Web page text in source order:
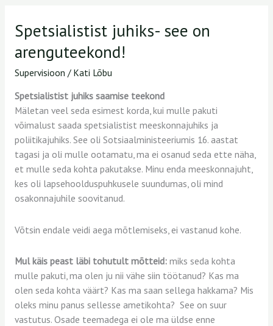
Spetsialistist juhiks- see on
arenguteekond!
Supervisioon / Kati Lõbu
Spetsialistist juhiks saamise teekond
Mäletan veel seda esimest korda, kui mulle pakuti
võimalust saada spetsialistist meeskonnajuhiks ja
poliitikajuhiks. See oli Sotsiaalministeeriumis 16. aastat
tagasi ja oli mulle ootamatu, ma ei osanud seda ette näha,
et mulle seda kohta pakutakse. Minu enda meeskonnajuht,
kes oli lapsehoolduspuhkusele suundumas, oli mind
osakonnajuhile soovitanud.
Võtsin endale veidi aega mõtlemiseks, ei vastanud kohe.
Mul käis peast läbi tohutult mõtteid:miks seda kohta
mulle pakuti, ma olen ju nii vähe siin töötanud? Kas ma
olen seda kohta väärt? Kas ma saan sellega hakkama? Mis
oleks minu panus sellesse ametikohta? See on suur
vastutus. Osade teemadega ei ole ma üldse enne
Spetsialistist
juhiks-
see
on